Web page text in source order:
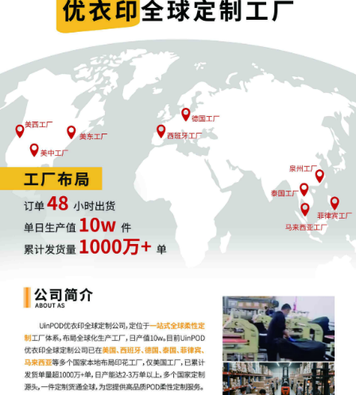
目标是让系统在短期内捕捉到产品数据（点击率、转化
率、加购率）的持续增长曲线
4. 数据监控，动态优化
新品上架后，需每日追踪核心指标走势。一个稳定向上的
数据表现，是向系统证明“我是一款正在崛起的潜力股”的
最有力信号。
四、获标之后：如何最大化红利窗口期？
获得标签只是一个开始，而非终点。标签的有效期通常为
14至30天，你必须在此期间巩固优势，将流量势能转化为
维持稳定：避免在此期间断货或频繁、大幅提价，这会导
致系统重新评估产品状态。
慎用改价：稳定价格是维持权重和消费者信任的关键。
广告加码：获得标签后，应适时提高SB品牌广告预算，